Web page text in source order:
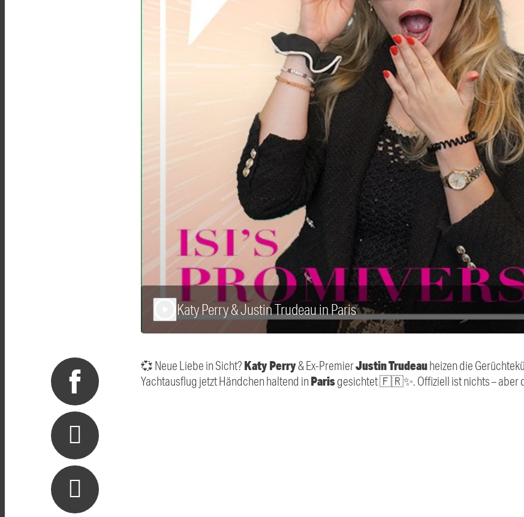
Katy Perry & Justin Trudeau in Paris
💞 Neue Liebe in Sicht? Katy Perry& Ex-PremierJustin Trudeauheizen die
Yachtausflug jetzt Händchen haltend inParisgesichtet 🇫🇷✨. Offiziell ist nichts – aber